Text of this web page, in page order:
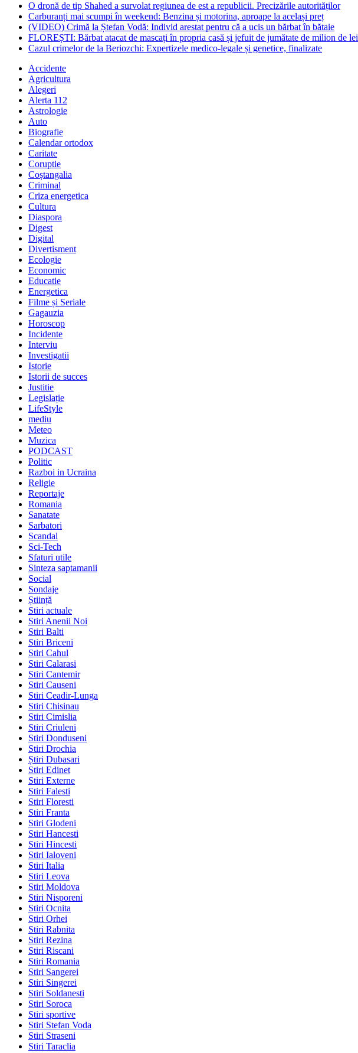
O dronă de tip Shahed a survolat regiunea de est a republicii. Precizările autorităților
Carburanți mai scumpi în weekend: Benzina și motorina, aproape la același preț
(VIDEO) Crimă la Ștefan Vodă: Individ arestat pentru că a ucis un bărbat în bătaie
FLOREȘTI: Bărbat atacat de mascați în propria casă și jefuit de jumătate de milion de lei
Cazul crimelor de la Beriozchi: Expertizele medico-legale și genetice, finalizate
Accidente
Agricultura
Alegeri
Alerta 112
Astrologie
Auto
Biografie
Calendar ortodox
Caritate
Coruptie
Coștangalia
Criminal
Criza energetica
Cultura
Diaspora
Digest
Digital
Divertisment
Ecologie
Economic
Educatie
Energetica
Filme și Seriale
Gagauzia
Horoscop
Incidente
Interviu
Investigatii
Istorie
Istorii de succes
Justitie
Legislație
LifeStyle
mediu
Meteo
Muzica
PODCAST
Politic
Razboi in Ucraina
Religie
Reportaje
Romania
Sanatate
Sarbatori
Scandal
Sci-Tech
Sfaturi utile
Sinteza saptamanii
Social
Sondaje
Știință
Stiri actuale
Stiri Anenii Noi
Stiri Balti
Stiri Briceni
Stiri Cahul
Stiri Calarasi
Stiri Cantemir
Stiri Causeni
Stiri Ceadir-Lunga
Stiri Chisinau
Stiri Cimislia
Stiri Criuleni
Stiri Donduseni
Stiri Drochia
Știri Dubasari
Stiri Edinet
Stiri Externe
Stiri Falesti
Stiri Floresti
Stiri Franta
Stiri Glodeni
Stiri Hancesti
Stiri Hincesti
Stiri Ialoveni
Stiri Italia
Stiri Leova
Stiri Moldova
Stiri Nisporeni
Stiri Ocnita
Stiri Orhei
Stiri Rabnita
Stiri Rezina
Stiri Riscani
Stiri Romania
Stiri Sangerei
Stiri Singerei
Stiri Soldanesti
Stiri Soroca
Stiri sportive
Stiri Stefan Voda
Stiri Straseni
Stiri Taraclia